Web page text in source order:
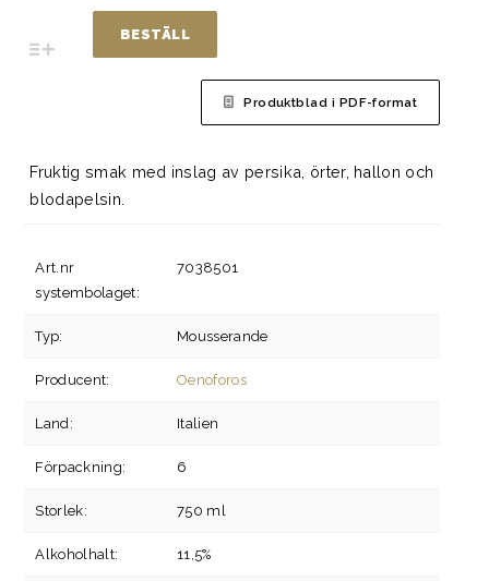
BESTÄLL
Produktblad i PDF-format
Fruktig smak med inslag av persika, örter, hallon och
blodapelsin.
Art.nr
systembolaget:
7038501
Typ: Mousserande
Producent: Oenoforos
Land: Italien
Förpackning: 6
Storlek: 750 ml
Alkoholhalt: 11,5%